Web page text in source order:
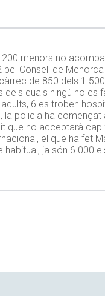
menors no
Consell de
de 850 dels
quals ningú no
6 es troben
la policia ha
que no acceptarà
el que ha fet
ja són 6.000